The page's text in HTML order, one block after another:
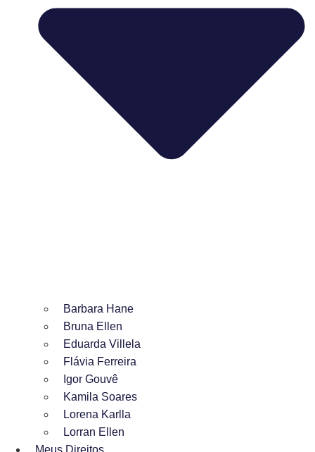
Barbara Hane
Bruna Ellen
Eduarda Villela
Flávia Ferreira
Igor Gouvê
Kamila Soares
Lorena Karlla
Lorran Ellen